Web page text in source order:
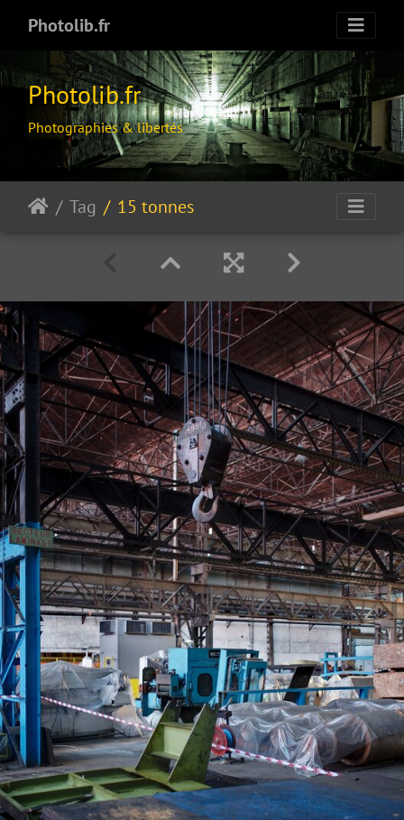
Photolib.fr
Photolib.fr
Photographies & libertés
Tag 15 tonnes